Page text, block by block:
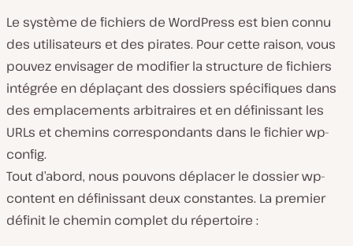
Le système de fichiers de WordPress est bien connu
des utilisateurs et des pirates. Pour cette raison, vous
pouvez envisager de modifier la structure de fichiers
intégrée en déplaçant des dossiers spécifiques dans
des emplacements arbitraires et en définissant les
URLs et chemins correspondants dans le fichier wp-
config.
Tout d’abord, nous pouvons déplacer le dossier wp-
content en définissant deux constantes. La premier
définit le chemin complet du répertoire :